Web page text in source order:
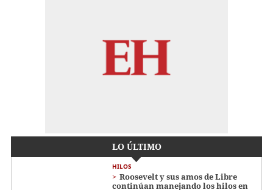
LO ÚLTIMO
HILOS
Roosevelt y sus amos de Libre
continúan manejando los hilos en